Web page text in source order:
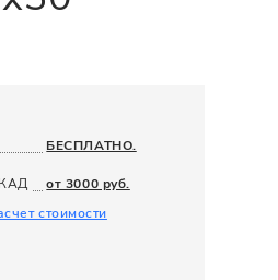
БЕСПЛАТНО.
от 3000 руб.
стоимости